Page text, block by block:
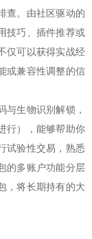
查。由社区驱动的
技巧、插件推荐或
仅可以获得实战经
或兼容性调整的信
与生物识别解锁，
行），能够帮助你
试验性交易，熟悉
的多账户功能分层
，将长期持有的大